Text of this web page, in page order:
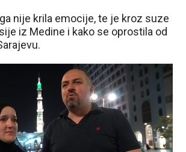
nije krila emocije, te je kroz suze
iz Medine i kako se oprostila od